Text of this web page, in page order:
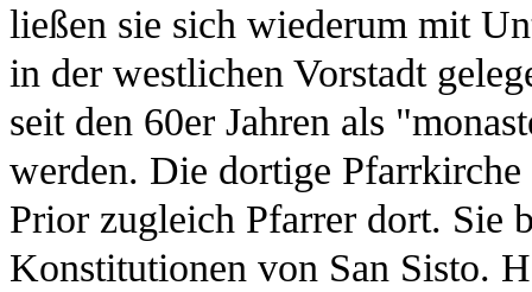
ließen sie sich wiederum mit
in der westlichen Vorstadt
seit den 60er Jahren als
werden. Die dortige
Prior zugleich Pfarrer dort. Sie
Konstitutionen von San Sisto.